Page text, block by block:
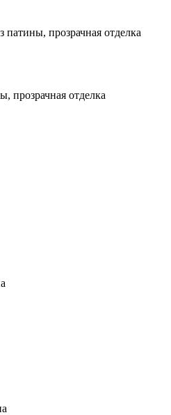
прозрачная отделка
прозрачная отделка